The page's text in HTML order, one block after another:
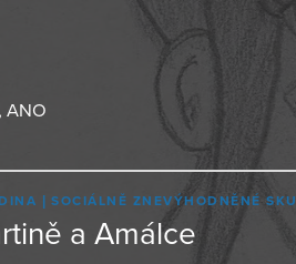
ANO
SOCIÁLNĚ ZNEVÝHODNĚNÉ
a Amálce